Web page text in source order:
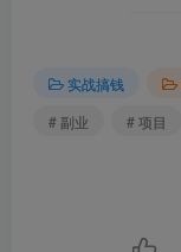
实战搞钱
# 副业
# 项目